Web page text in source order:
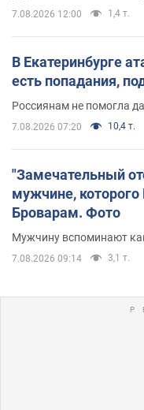
7.08.2026 12:00 1,4 т.
В Екатеринбурге
есть попадания,
Россиянам не помогла
7.08.2026 07:20 10,4 т.
"Замечательный
мужчине,
Броварам. Фото
Мужчину вспоминают
7.08.2026 09:14 3,1 т.